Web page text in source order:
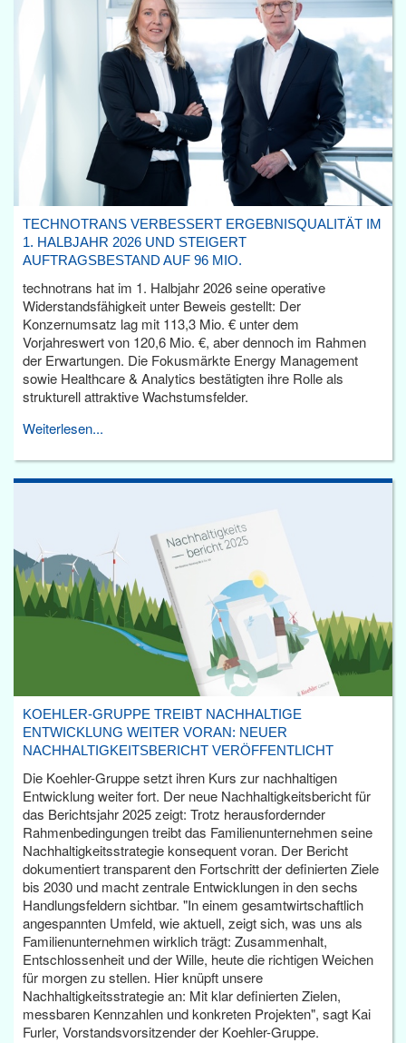
TECHNOTRANS VERBESSERT ERGEBNISQUALITÄT IM
1. HALBJAHR 2026 UND STEIGERT
AUFTRAGSBESTAND AUF 96 MIO.
technotrans hat im 1. Halbjahr 2026 seine operative
Widerstandsfähigkeit unter Beweis gestellt: Der
Konzernumsatz lag mit 113,3 Mio. € unter dem
Vorjahreswert von 120,6 Mio. €, aber dennoch im Rahmen
der Erwartungen. Die Fokusmärkte Energy Management
sowie Healthcare & Analytics bestätigten ihre Rolle als
strukturell attraktive Wachstumsfelder.
Weiterlesen...
KOEHLER-GRUPPE TREIBT NACHHALTIGE
ENTWICKLUNG WEITER VORAN: NEUER
NACHHALTIGKEITSBERICHT VERÖFFENTLICHT
Die Koehler-Gruppe setzt ihren Kurs zur nachhaltigen
Entwicklung weiter fort. Der neue Nachhaltigkeitsbericht für
das Berichtsjahr 2025 zeigt: Trotz herausfordernder
Rahmenbedingungen treibt das Familienunternehmen seine
Nachhaltigkeitsstrategie konsequent voran. Der Bericht
dokumentiert transparent den Fortschritt der definierten Ziele
bis 2030 und macht zentrale Entwicklungen in den sechs
Handlungsfeldern sichtbar. "In einem gesamtwirtschaftlich
angespannten Umfeld, wie aktuell, zeigt sich, was uns als
Familienunternehmen wirklich trägt: Zusammenhalt,
Entschlossenheit und der Wille, heute die richtigen Weichen
für morgen zu stellen. Hier knüpft unsere
Nachhaltigkeitsstrategie an: Mit klar definierten Zielen,
messbaren Kennzahlen und konkreten Projekten", sagt Kai
Furler, Vorstandsvorsitzender der Koehler-Gruppe.